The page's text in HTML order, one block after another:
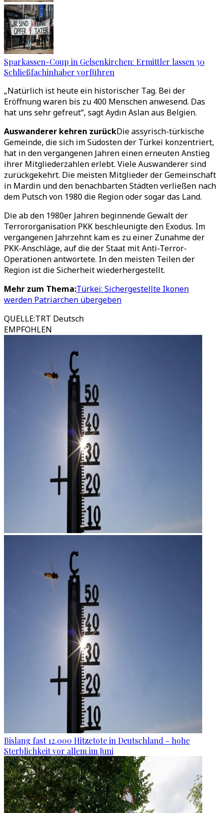
Sparkassen-Coup in Gelsenkirchen: Ermittler lassen 30
Schließfachinhaber vorführen
„Natürlich ist heute ein historischer Tag. Bei der
Eröffnung waren bis zu 400 Menschen anwesend. Das
hat uns sehr gefreut“, sagt Aydın Aslan aus Belgien.
Auswanderer kehren zurückDie assyrisch-türkische
Gemeinde, die sich im Südosten der Türkei konzentriert,
hat in den vergangenen Jahren einen erneuten Anstieg
ihrer Mitgliederzahlen erlebt. Viele Auswanderer sind
zurückgekehrt. Die meisten Mitglieder der Gemeinschaft
in Mardin und den benachbarten Städten verließen nach
dem Putsch von 1980 die Region oder sogar das Land.
Die ab den 1980er Jahren beginnende Gewalt der
Terrororganisation PKK beschleunigte den Exodus. Im
vergangenen Jahrzehnt kam es zu einer Zunahme der
PKK-Anschläge, auf die der Staat mit Anti-Terror-
Operationen antwortete. In den meisten Teilen der
Region ist die Sicherheit wiederhergestellt.
Mehr zum Thema:Türkei: Sichergestellte Ikonen
werden Patriarchen übergeben
QUELLE:TRT Deutsch
EMPFOHLEN
Bislang fast 12.000 Hitzetote in Deutschland - hohe
Sterblichkeit vor allem im Juni